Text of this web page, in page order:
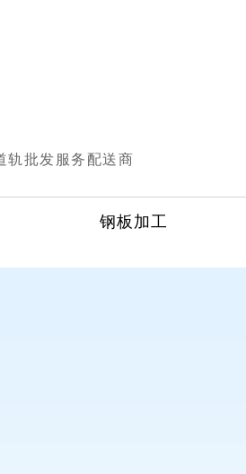
轨批发服务配送商
钢板加工